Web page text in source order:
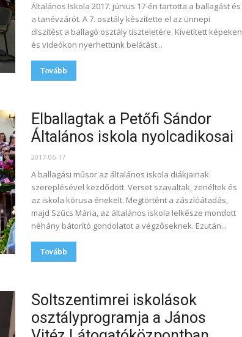
Általános Iskola 2017. június 17-én tartotta a ballagást és
a tanévzárót. A 7. osztály készítette el az ünnepi
díszítést a ballagó osztály tiszteletére. Kivetített képeken
és videókon nyerhettünk belátást...
Tovább
Elballagtak a Petőfi Sándor
Általános iskola nyolcadikosai
2017-06-17
A ballagási műsor az általános iskola diákjainak
szereplésével kezdődött. Verset szavaltak, zenéltek és
az iskola kórusa énekelt. Megtörtént a zászlóátadás,
majd Szűcs Mária, az általános iskola lelkésze mondott
néhány bátorító gondolatot a végzőseknek. Ezután...
Tovább
Soltszentimrei iskolások
osztályprogramja a János